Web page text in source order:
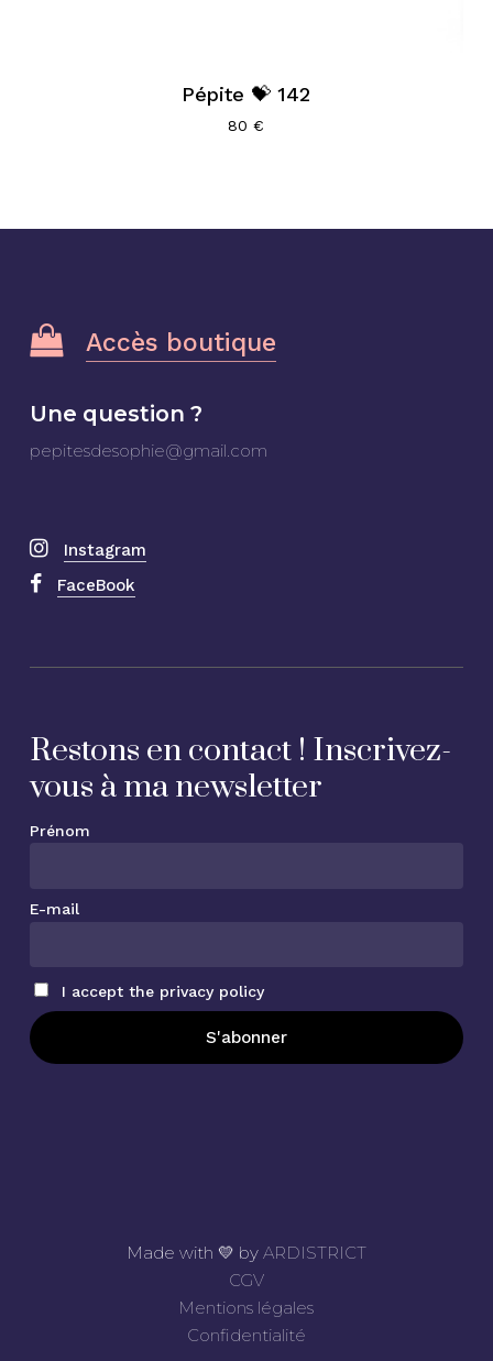
Go to shop
Voir le panier
Pépite 💝 142
80€
Accès boutique
Une question ?
pepitesdesophie@gmail.com
Instagram
FaceBook
Restons en contact ! Inscrivez-
vous à ma newsletter
Prénom
E-mail
I accept the privacy policy
Made with 💛 by ARDISTRICT
CGV
Mentions légales
Confidentialité